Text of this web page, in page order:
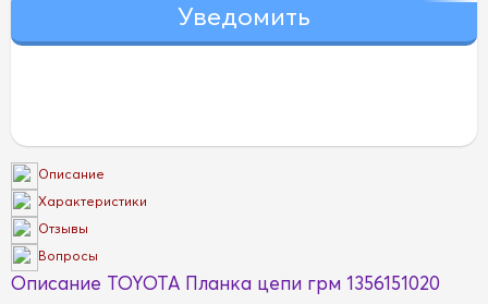
Описание
Характеристики
Отзывы
Вопросы
Описание TOYOTA Планка цепи грм 1356151020